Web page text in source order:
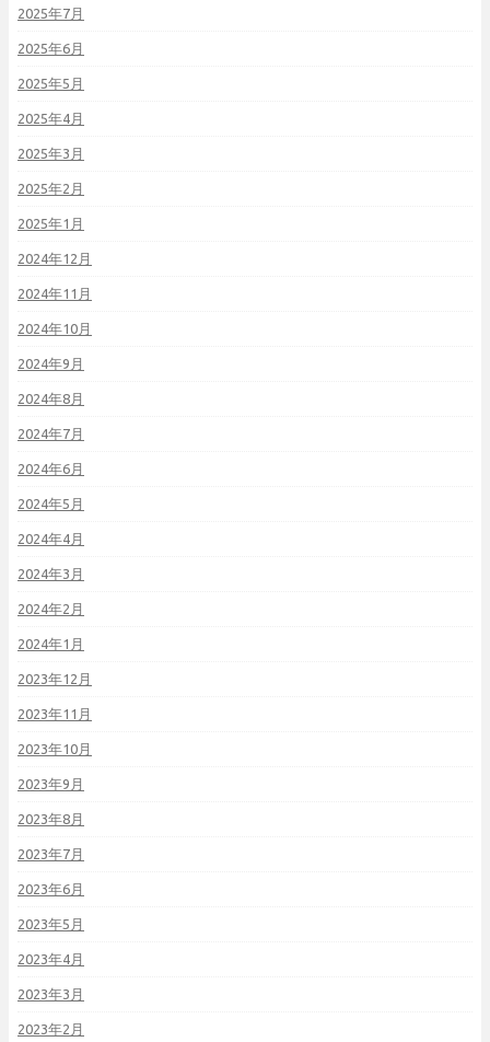
2025年7月
2025年6月
2025年5月
2025年4月
2025年3月
2025年2月
2025年1月
2024年12月
2024年11月
2024年10月
2024年9月
2024年8月
2024年7月
2024年6月
2024年5月
2024年4月
2024年3月
2024年2月
2024年1月
2023年12月
2023年11月
2023年10月
2023年9月
2023年8月
2023年7月
2023年6月
2023年5月
2023年4月
2023年3月
2023年2月